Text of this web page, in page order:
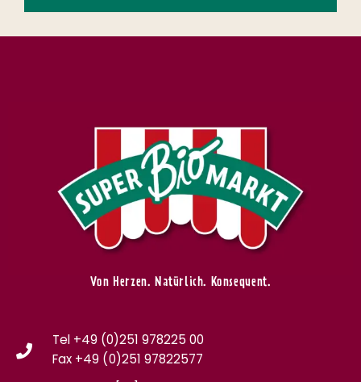
Von Herzen. Natürlich. Konsequent.
Tel +49 (0)251 978225 00
Fax +49 (0)251 97822577